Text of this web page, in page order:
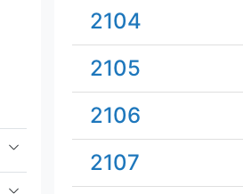
2104
2105
2106
2107